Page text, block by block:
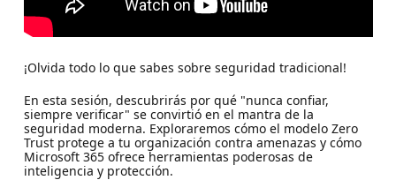
¡Olvida todo lo que sabes sobre seguridad tradicional!
En esta sesión, descubrirás por qué "nunca confiar,
siempre verificar" se convirtió en el mantra de la
seguridad moderna. Exploraremos cómo el modelo Zero
Trust protege a tu organización contra amenazas y cómo
Microsoft 365 ofrece herramientas poderosas de
inteligencia y protección.